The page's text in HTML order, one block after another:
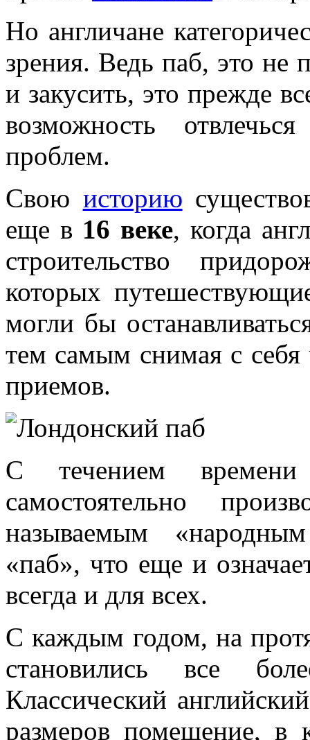
Но англичане
зрения. Ведь паб, это не
и закусить, это прежде
возможность
проблем.
Свою историю
еще в 16 веке, когда
строительство
которых
могли бы
тем самым снимая с себя
приемов.
С течением
самостоятельно
называемым
«паб», что еще и
всегда и для всех.
С каждым годом, на
становились все
Классический
размеров помещение, в